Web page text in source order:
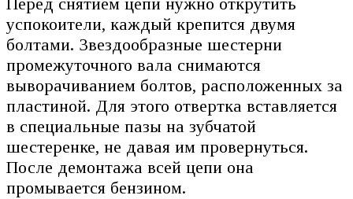
успокоители, каждый крепится двумя
болтами. Звездообразные шестерни
промежуточного вала снимаются
выворачиванием болтов, расположенных за
пластиной. Для этого отвертка вставляется
в специальные пазы на зубчатой
шестеренке, не давая им провернуться.
После демонтажа всей цепи она
промывается бензином.